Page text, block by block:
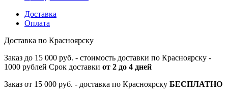
Доставка
Оплата
Доставка по Красноярску
Заказ до 15 000 руб. - стоимость доставки по Красноярску -
1000 рублей Срок доставки от 2 до 4 дней
Заказ от 15 000 руб. - доставка по Красноярску БЕСПЛАТНО